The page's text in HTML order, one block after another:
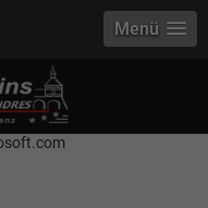
Points to address or value:
Host
or value: selector2-aee-
Menü